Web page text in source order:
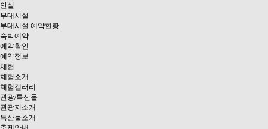
안실
부대시설
부대시설 예약현황
숙박예약
예약확인
예약정보
체험
체험소개
체험갤러리
관광/특산물
관광지소개
특산물소개